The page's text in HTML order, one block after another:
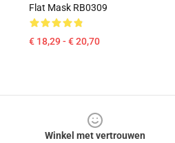
Flat Mask RB0309
€ 18,29 - € 20,70
Winkel met vertrouwen